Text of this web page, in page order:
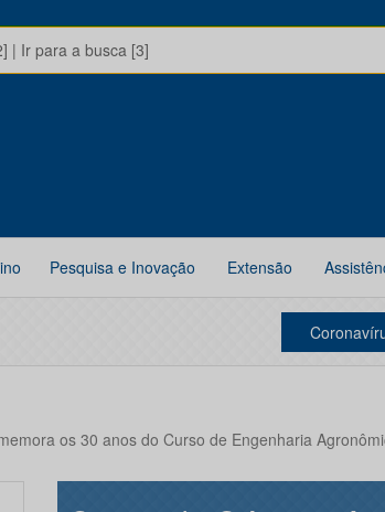
| Ir para a busca [3]
Pesquisa e Inovação Extensão
os 30 anos do Curso de Engenharia